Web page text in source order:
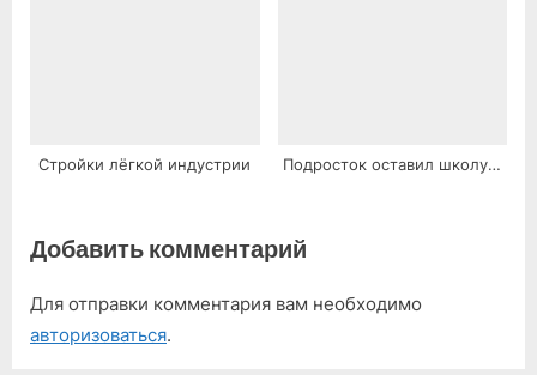
Стройки лёгкой индустрии Подросток оставил школу…
Добавить комментарий
Для отправки комментария вам необходимо
авторизоваться.